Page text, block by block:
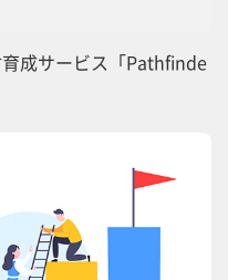
成サービス「Pathfinde